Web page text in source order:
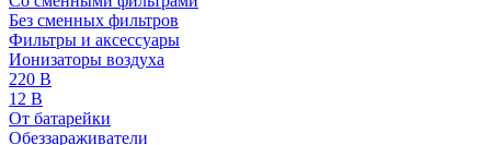
Без сменных фильтров
Фильтры и аксессуары
Ионизаторы воздуха
220 В
12 В
От батарейки
Обеззараживатели